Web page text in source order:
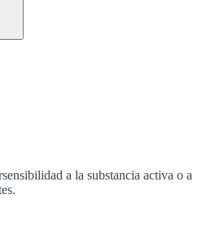
a la substancia activa o a